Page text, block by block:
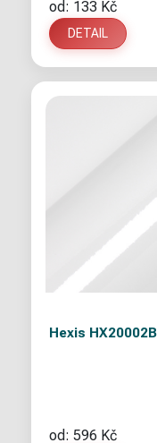
od: 133 Kč
DETAIL
Hexis
od: 596 Kč